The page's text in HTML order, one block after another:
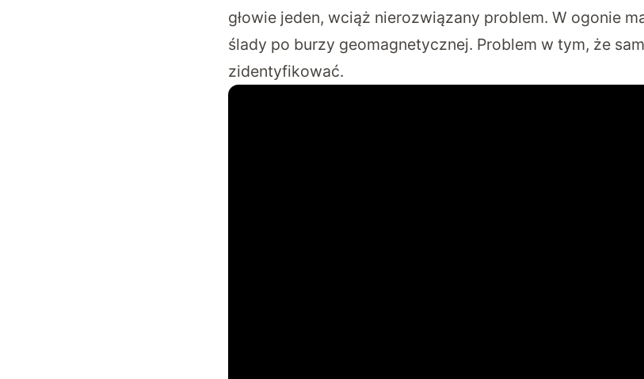
głowie jeden, wciąż nierozwiązany problem. W ogonie
ślady po burzy geomagnetycznej. Problem w tym, że
zidentyfikować.